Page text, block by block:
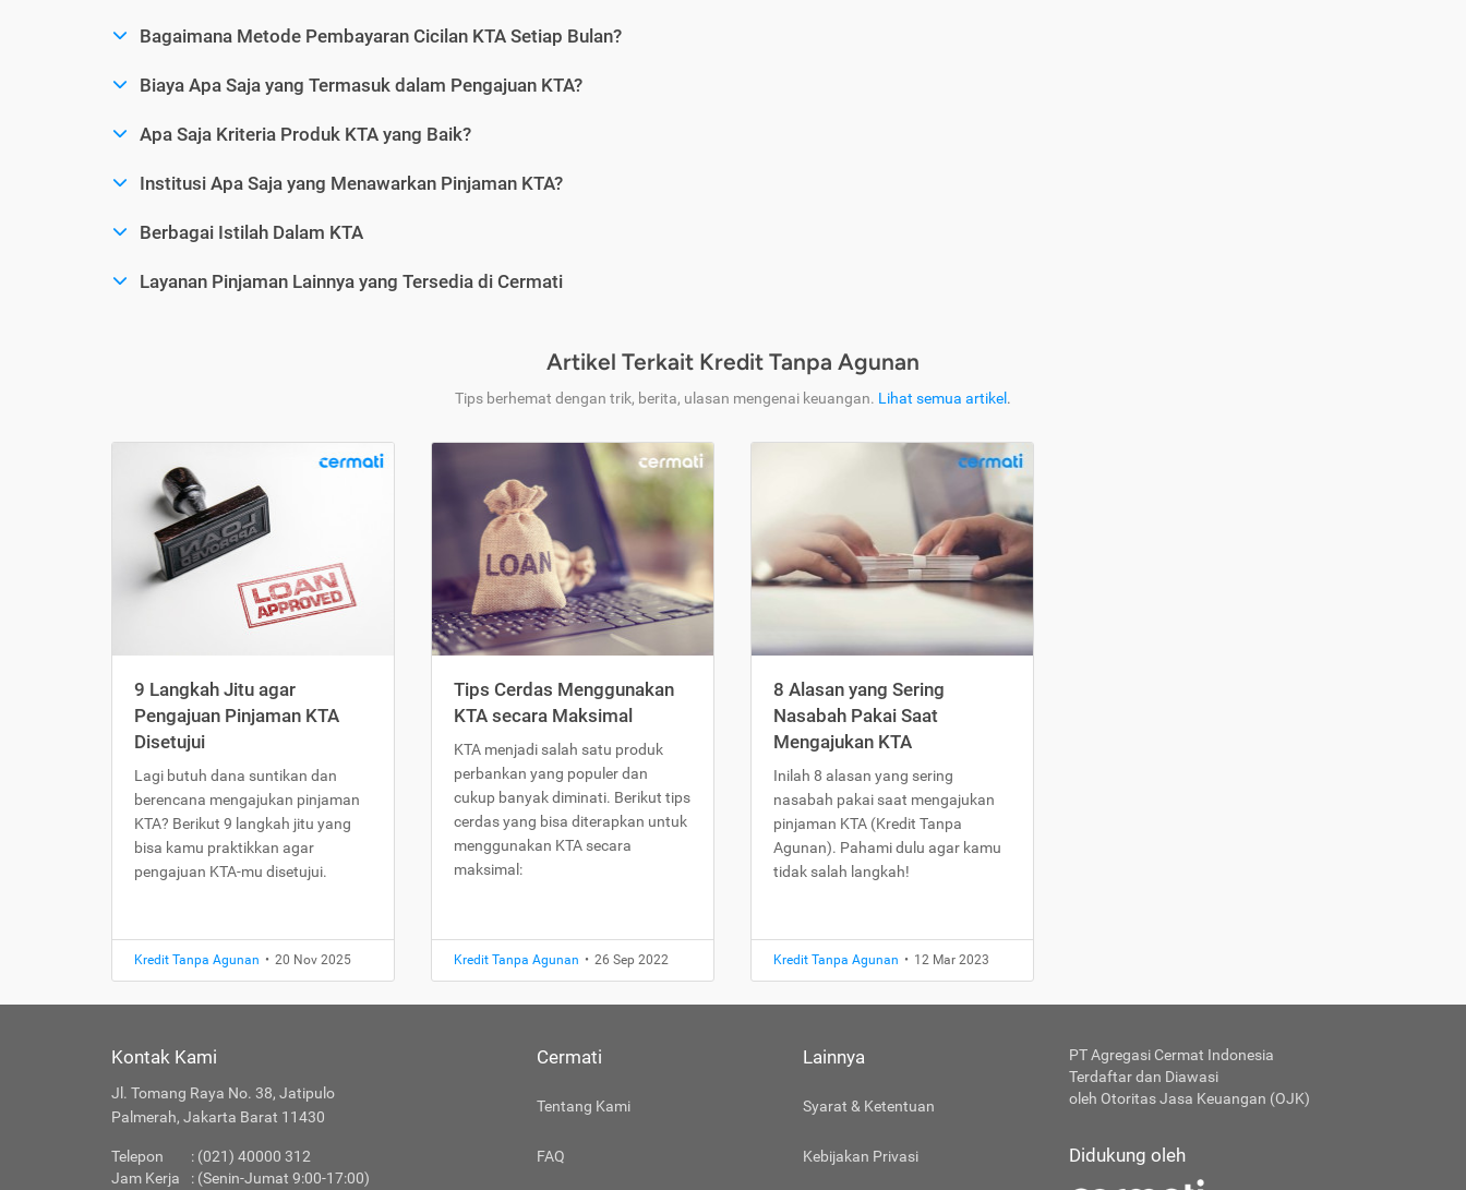
Bagaimana Metode Pembayaran Cicilan KTA Setiap Bulan?
Biaya Apa Saja yang Termasuk dalam Pengajuan KTA?
Apa Saja Kriteria Produk KTA yang Baik?
Institusi Apa Saja yang Menawarkan Pinjaman KTA?
Berbagai Istilah Dalam KTA
Layanan Pinjaman Lainnya yang Tersedia di Cermati
Artikel Terkait Kredit Tanpa Agunan
Tips berhemat dengan trik, berita, ulasan mengenai keuangan. Lihat semua artikel .
9 Langkah Jitu agar
Pengajuan Pinjaman KTA
Disetujui
Lagi butuh dana suntikan dan
berencana mengajukan pinjaman
KTA? Berikut 9 langkah jitu yang
bisa kamu praktikkan agar
pengajuan KTA-mu disetujui.
Kredit Tanpa Agunan • 20 Nov 2025
Tips Cerdas Menggunakan
KTA secara Maksimal
KTA menjadi salah satu produk
perbankan yang populer dan
cukup banyak diminati. Berikut tips
cerdas yang bisa diterapkan untuk
menggunakan KTA secara
maksimal:
Kredit Tanpa Agunan • 26 Sep 2022
8 Alasan yang Sering
Nasabah Pakai Saat
Mengajukan KTA
Inilah 8 alasan yang sering
nasabah pakai saat mengajukan
pinjaman KTA (Kredit Tanpa
Agunan). Pahami dulu agar kamu
tidak salah langkah!
Kredit Tanpa Agunan • 12 Mar 2023
Kontak Kami
Jl. Tomang Raya No. 38, Jatipulo
Palmerah, Jakarta Barat 11430
Telepon
: (021) 40000 312
Jam Kerja
: (Senin-Jumat 9:00-17:00)
Cermati
Tentang Kami
FAQ
Lainnya
Syarat & Ketentuan
Kebijakan Privasi
PT Agregasi Cermat Indonesia
Terdaftar dan Diawasi
oleh Otoritas Jasa Keuangan (OJK)
Didukung oleh